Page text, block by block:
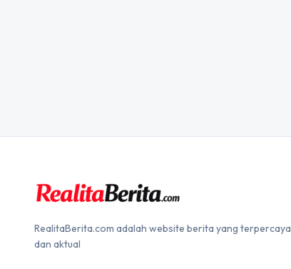
RealitaBerita.com adalah website berita yang terpercaya
dan aktual